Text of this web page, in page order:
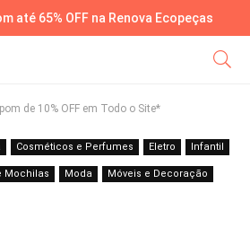
até 65% OFF na Renova Ecopeças
de 10% OFF em Todo o Site*
Cosméticos e Perfumes Eletro Infantil
Mochilas Moda Móveis e Decoração